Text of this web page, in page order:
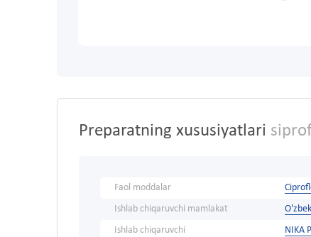
Preparatning xususiyatlari
Faol moddalar
Ishlab chiqaruvchi mamlakat
Ishlab chiqaruvchi
NIKA